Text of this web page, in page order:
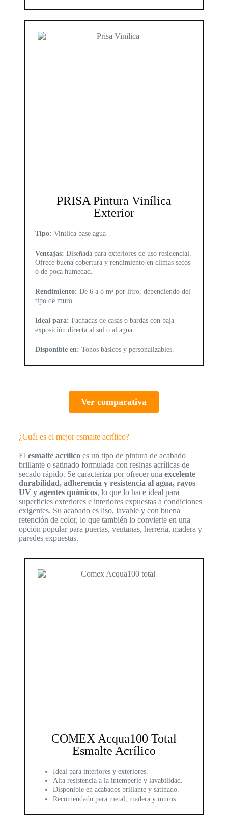
PRISA Pintura Vinílica
Exterior
Tipo: Vinílica base agua
Ventajas: Diseñada para exteriores de uso residencial.
Ofrece buena cobertura y rendimiento en climas secos
o de poca humedad.
Rendimiento: De 6 a 8 m² por litro, dependiendo del
tipo de muro.
Ideal para: Fachadas de casas o bardas con baja
exposición directa al sol o al agua.
Disponible en: Tonos básicos y personalizables.
Ver comparativa
¿Cuál es el mejor esmalte acrílico?
El esmalte acrílicoes un tipo de pintura de acabado
brillante o satinado formulada con resinas acrílicas de
secado rápido. Se caracteriza por ofrecer una excelente
durabilidad, adherencia y resistencia al agua, rayos
UV y agentes químicos, lo que lo hace ideal para
superficies exteriores e interiores expuestas a condiciones
exigentes. Su acabado es liso, lavable y con buena
retención de color, lo que también lo convierte en una
opción popular para puertas, ventanas, herrería, madera y
paredes expuestas.
COMEX Acqua100 Total
Esmalte Acrílico
Ideal para interiores y exteriores.
Alta resistencia a la intemperie y lavabilidad.
Disponible en acabados brillante y satinado.
Recomendado para metal, madera y muros.